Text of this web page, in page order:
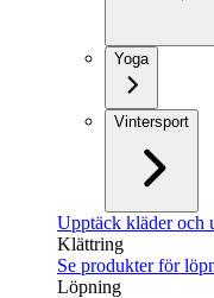
Yoga
Vintersport
Upptäck kläder och
Klättring
Se produkter för
Löpning